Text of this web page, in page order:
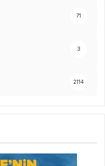
71
3
2114